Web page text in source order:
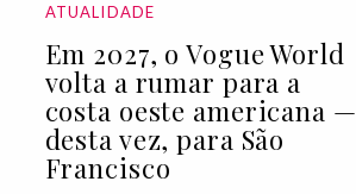
ATUALIDADE
Em 2027, o Vogue World
volta a rumar para a
costa oeste americana —
desta vez, para São
Francisco